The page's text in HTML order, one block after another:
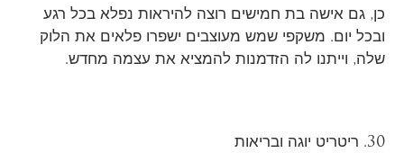
כן, גם אישה בת חמישים רוצה להיראות נפלא בכל רגע
ובכל יום. משקפי שמש מעוצבים ישפרו פלאים את הלוק
שלה, וייתנו לה הזדמנות להמציא את עצמה מחדש.
30. ריטריט יוגה ובריאות